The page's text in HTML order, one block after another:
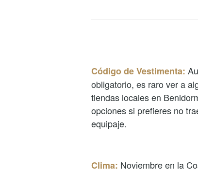
Código de Vestimenta:
obligatorio, es raro ver a
tiendas locales en
opciones si prefieres no
equipaje.
Clima: Noviembre en la